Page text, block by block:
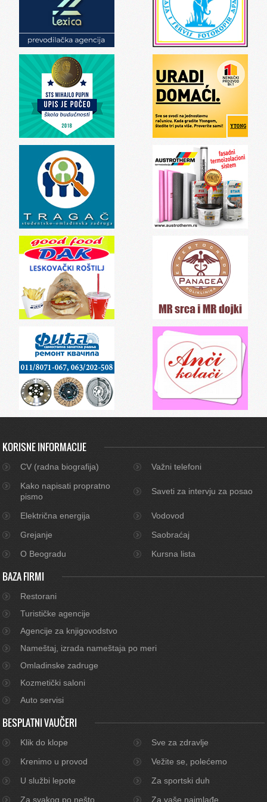
KORISNE INFORMACIJE
CV (radna biografija)
Važni telefoni
Kako napisati propratno
pismo
Saveti za intervju za posao
Električna energija
Vodovod
Grejanje
Saobraćaj
O Beogradu
Kursna lista
BAZA FIRMI
Restorani
Turističke agencije
Agencije za knjigovodstvo
Nameštaj, izrada nameštaja po meri
Omladinske zadruge
Kozmetički saloni
Auto servisi
BESPLATNI VAUČERI
Klik do klope
Sve za zdravlje
Krenimo u provod
Vežite se, polećemo
U službi lepote
Za sportski duh
Za svakog po nešto
Za vaše najmlađe